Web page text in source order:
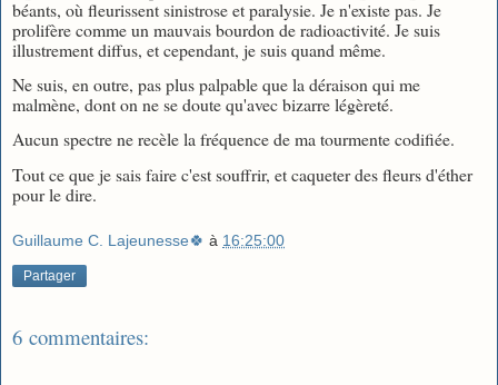
béants, où fleurissent sinistrose et paralysie. Je n'existe pas. Je
prolifère comme un mauvais bourdon de radioactivité. Je suis
illustrement diffus, et cependant, je suis quand même.
Ne suis, en outre, pas plus palpable que la déraison qui me
malmène, dont on ne se doute qu'avec bizarre légèreté.
Aucun spectre ne recèle la fréquence de ma tourmente codifiée.
Tout ce que je sais faire c'est souffrir, et caqueter des fleurs d'éther
pour le dire.
Guillaume C. Lajeunesse🍀 à 16:25:00
Partager
6 commentaires: